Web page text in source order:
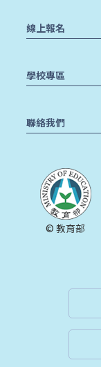
© 教育部
線上報名
學校專區
聯絡我們